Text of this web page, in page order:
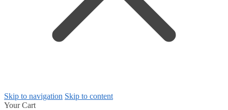
Skip to navigation Skip to content
Your Cart